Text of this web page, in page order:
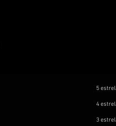
5
4
3